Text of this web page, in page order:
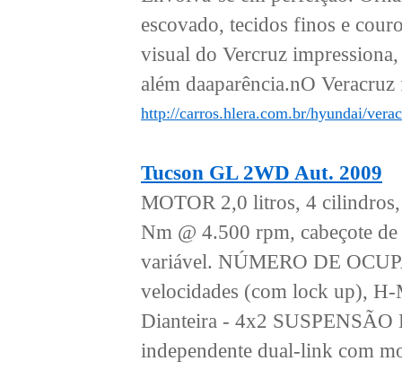
escovado, tecidos finos e
visual do Vercruz
além daaparência.nO
http://carros.hlera.com.br/hyundai/
Tucson GL 2WD Aut. 2009
MOTOR 2,0 litros, 4
Nm @ 4.500 rpm, cabeçote
variável. NÚMERO DE
velocidades (com lock up),
Dianteira - 4x2 SUSPENSÃO
independente dual-link com